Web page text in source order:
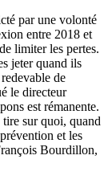
par une volonté
entre 2018 et
limiter les pertes.
jeter quand ils
de
le directeur
est rémanente.
sur quoi, quand
et les
Bourdillon,